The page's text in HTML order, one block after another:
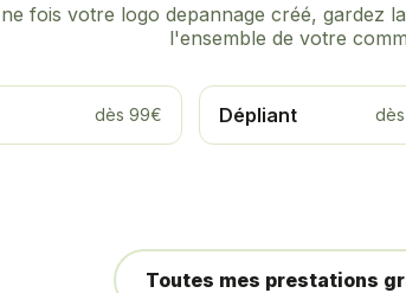
fois votre logo depannage créé, gardez
l'ensemble de votre
dès 99€ Dépliant dès
Toutes mes prestations